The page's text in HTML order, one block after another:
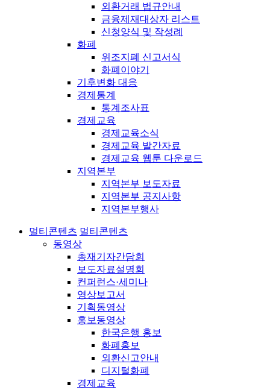
외환거래 법규안내
금융제재대상자 리스트
신청양식 및 작성례
화폐
위조지폐 신고서식
화폐이야기
기후변화 대응
경제통계
통계조사표
경제교육
경제교육소식
경제교육 발간자료
경제교육 웹툰 다운로드
지역본부
지역본부 보도자료
지역본부 공지사항
지역본부행사
멀티콘텐츠 멀티콘텐츠
동영상
총재기자간담회
보도자료설명회
컨퍼런스·세미나
영상보고서
기획동영상
홍보동영상
한국은행 홍보
화폐홍보
외환신고안내
디지털화폐
경제교육